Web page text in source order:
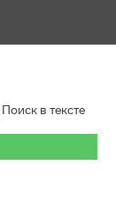
Поиск в тексте